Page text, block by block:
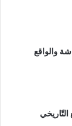
والواقع